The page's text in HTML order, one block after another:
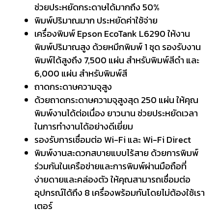
ช่วยประหยัดกระดาษได้มากถึง 50%
พิมพ์ปริมาณมาก ประหยัดค่าใช้จ่าย
เครื่องพิมพ์ Epson EcoTank L6290 ให้งาน
พิมพ์ปริมาณสูง ด้วยหมึกพิมพ์ 1 ชุด รองรับงาน
พิมพ์ได้สูงถึง 7,500 แผ่น สำหรับพิมพ์สีดำ และ
6,000 แผ่น สำหรับพิมพ์สี
ถาดกระดาษความจุสูง
ด้วยถาดกระดาษความจุสูงสุด 250 แผ่น ให้คุณ
พิมพ์งานได้ต่อเนื่อง ยาวนาน ช่วยประหยัดเวลา
ในการทำงานได้อย่างดีเยี่ยม
รองรับการเชื่อมต่อ Wi-Fi และ Wi-Fi Direct
พิมพ์งานสะดวกสบายแบบไร้สาย ด้วยการพิมพ์
ร่วมกันในเครือข่ายและการพิมพ์ผ่านมือถือที่
ง่ายดายและคล่องตัว ให้คุณสามารถเชื่อมต่อ
อุปกรณ์ได้ถึง 8 เครื่องพร้อมกันโดยไม่ต้องใช้เรา
เตอร์